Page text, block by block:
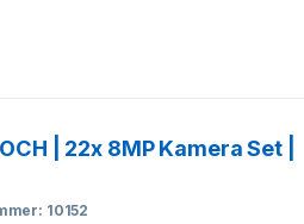
| 22x 8MP Kamera Set |
10152